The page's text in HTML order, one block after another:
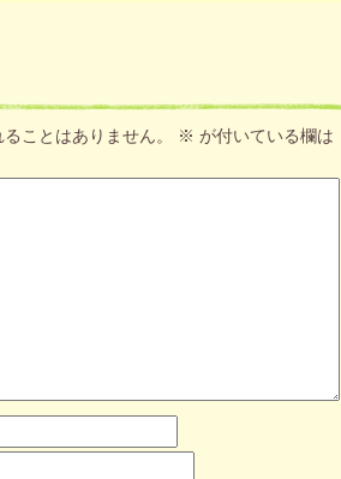
ことはありません。 ※ が付いている欄は